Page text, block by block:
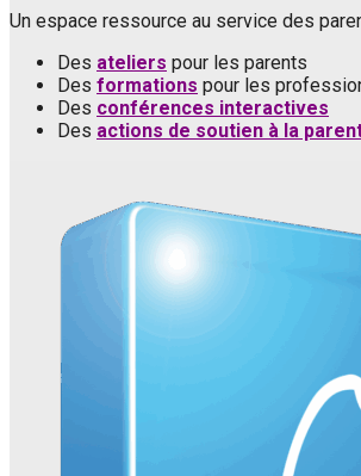
Un espace ressource au service des
Des ateliers pour les parents
Des formations pour les
Des conférences interactives
Des actions de soutien à la